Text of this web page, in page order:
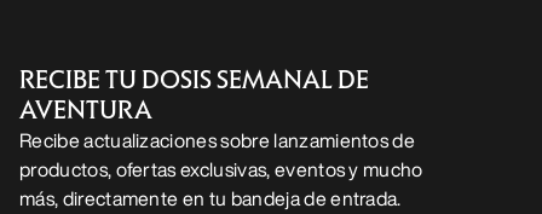
RECIBE TU DOSIS SEMANAL DE
AVENTURA
Recibe actualizaciones sobre lanzamientos de
productos, ofertas exclusivas, eventos y mucho
más, directamente en tu bandeja de entrada.